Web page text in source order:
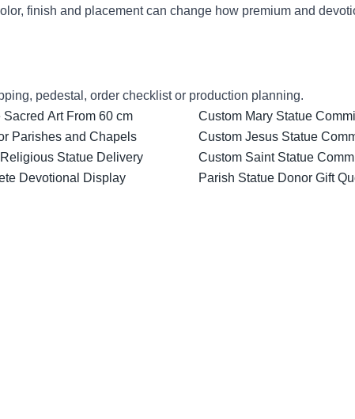
finish and placement can change how premium and
pedestal, order checklist or production planning.
Art From 60 cm
Parishes and Chapels
Statue Delivery
Devotional Display
Custom Mary Statue
Custom Jesus Statue
Custom Saint Statue
Parish Statue Donor Gift